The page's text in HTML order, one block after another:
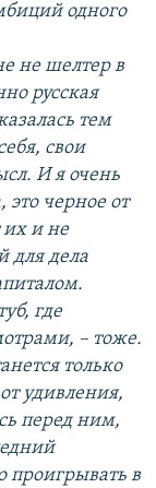
одного
не шелтер в
русская
тем
свои
И я очень
это черное от
их и не
для дела
где
– тоже.
только
удивления,
перед ним,
проигрывать в